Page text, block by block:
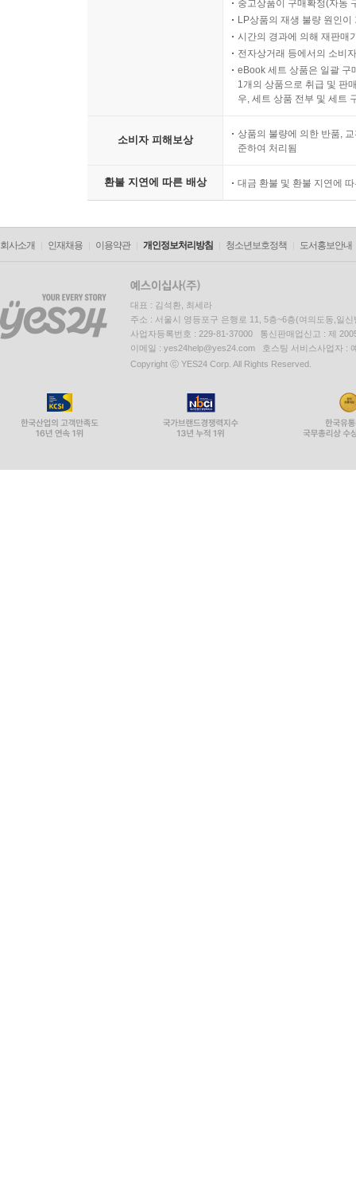
중고상품이 구매확정(자동
LP상품의 재생 불량 원인
시간의 경과에 의해 재판매
전자상거래 등에서의 소비
eBook 세트 상품은 일괄 구
1개의 상품으로 취급 및 판
우, 세트 상품 전부 및 세트
소비자 피해보상
상품의 불량에 의한 반품,
준하여 처리됨
환불 지연에 따른 배상 대금 환불 및 환불 지연에
회사소개 인재채용 이용약관 개인정보처리방침 청소년보호정책 도서홍보안내
대표 : 김석환, 최세라
주소 : 서울시 영등포구 은행로 11, 5층~6층(여의도동,일신
사업자등록번호 : 229-81-37000 통신판매업신고 : 제
이메일 : yes24help@yes24.com 호스팅 서비스사업자 :
Copyright ⓒ YES24 Corp. All Rights Reserved.